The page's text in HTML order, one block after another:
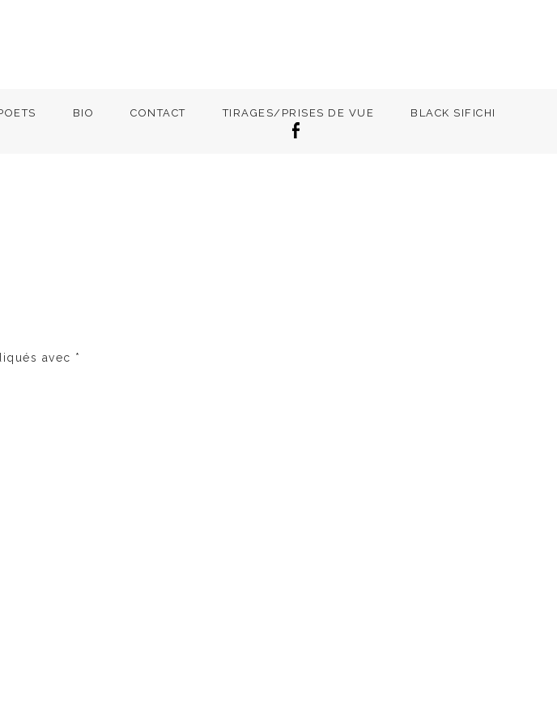
BIO CONTACT TIRAGES/PRISES DE VUE BLACK SIFICHI
avec *